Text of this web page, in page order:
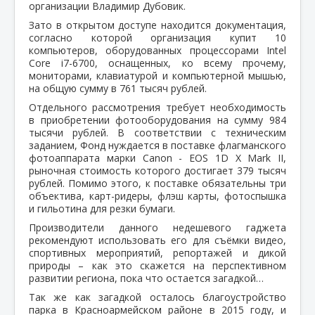
организации Владимир Дубовик.
Зато в открытом доступе находится документация,
согласно которой организация купит 10
компьютеров, оборудованных процессорами Intel
Core i7-6700, оснащенных, ко всему прочему,
мониторами, клавиатурой и компьютерной мышью,
на общую сумму в 761 тысяч рублей.
Отдельного рассмотрения требует необходимость
в приобретении фотооборудования на сумму 984
тысячи рублей. В соответствии с техническим
заданием, Фонд нуждается в поставке флагманского
фотоаппарата марки Canon - EOS 1D X Mark II,
рыночная стоимость которого достигает 379 тысяч
рублей. Помимо этого, к поставке обязательны три
объектива, карт-ридеры, флэш карты, фотоспышка
и гильотина для резки бумаги.
Производители данного недешевого гаджета
рекомендуют использовать его для съёмки видео,
спортивных мероприятий, репортажей и дикой
природы – как это скажется на перспективном
развитии региона, пока что остается загадкой…
Так же как загадкой осталось благоустройство
парка в Красноармейском районе в 2015 году, и